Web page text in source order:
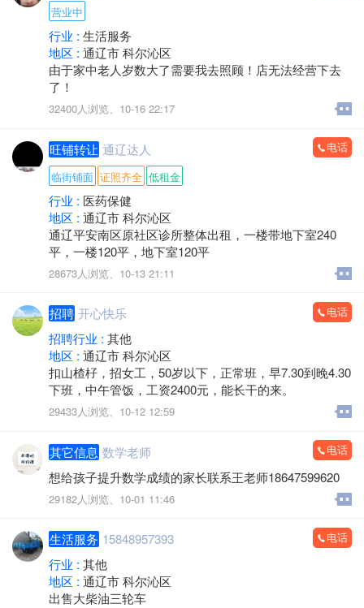
《债务优化》公积金负债高可优化，可帮结清全部高利
息网贷、信用卡。优化为1.8厘先息后本正规貸款！最长
垫资7个月！
客户经理15714755580（微信同步）
营业中
行业 : 生活服务
地区 : 通辽市 科尔沁区
由于家中老人岁数大了需要我去照顾！店无法经营下去
了！
32400人浏览、 10-16 22:17
旺铺转让 通辽达人
电话
临街铺面 证照齐全 低租金
行业 : 医药保健
地区 : 通辽市 科尔沁区
通辽平安南区原社区诊所整体出租，一楼带地下室240
平，一楼120平，地下室120平
28673人浏览、 10-13 21:11
招聘 开心快乐 电话
招聘行业 : 其他
地区 : 通辽市 科尔沁区
扣山楂杍，招女工，50岁以下，正常班，早7.30到晚4.30
下班，中午管饭，工资2400元，能长干的来。
29433人浏览、 10-12 12:59
其它信息 数学老师 电话
想给孩子提升数学成绩的家长联系王老师18647599620
29182人浏览、 10-01 11:46
生活服务 15848957393 电话
行业 : 其他
地区 : 通辽市 科尔沁区
出售大柴油三轮车